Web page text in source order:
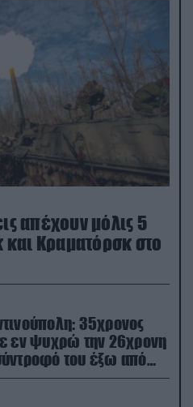
απέχουν μόλις 5
και Κραματόρσκ στο
35χρονος
εν ψυχρώ την 26χρονη
του έξω από
(βίντεο)